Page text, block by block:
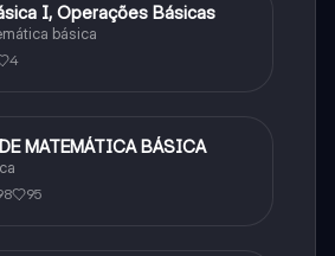
I, Operações Básicas
básica
4
MATEMÁTICA BÁSICA
95